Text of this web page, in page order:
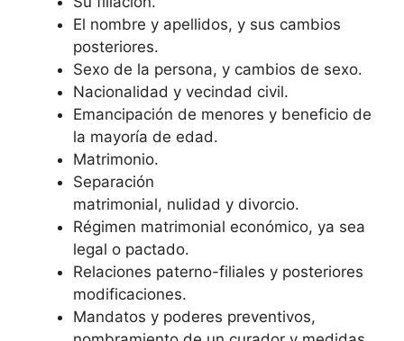
El nombre y apellidos, y sus cambios
posteriores.
Sexo de la persona, y cambios de sexo.
Nacionalidad y vecindad civil.
Emancipación de menores y beneficio de
la mayoría de edad.
Matrimonio.
Separación
matrimonial, nulidad y divorcio.
Régimen matrimonial económico, ya sea
legal o pactado.
Relaciones paterno-filiales y posteriores
modificaciones.
Mandatos y poderes preventivos,